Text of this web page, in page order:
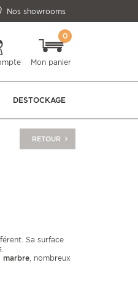
Nos showrooms
Mon panier
0
DESTOCKAGE
RETOUR
Sa surface
marbre, nombreux